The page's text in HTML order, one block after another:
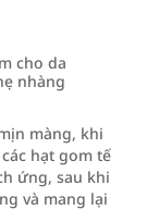
cho da
nhàng
màng, khi
hạt gom tế
ứng, sau khi
và mang lại